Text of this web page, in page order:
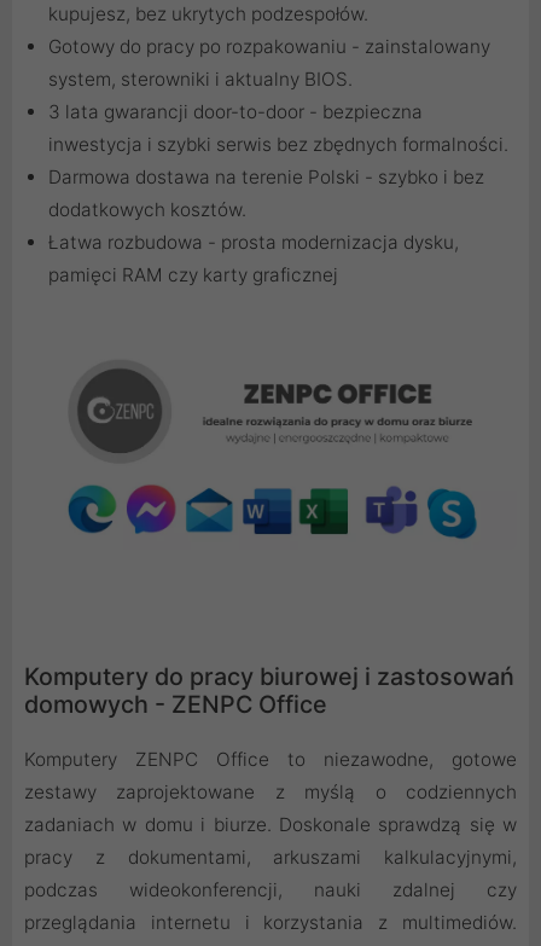
kupujesz, bez ukrytych podzespołów.
Gotowy do pracy po rozpakowaniu - zainstalowany
system, sterowniki i aktualny BIOS.
3 lata gwarancji door-to-door - bezpieczna
inwestycja i szybki serwis bez zbędnych formalności.
Darmowa dostawa na terenie Polski - szybko i bez
dodatkowych kosztów.
Łatwa rozbudowa - prosta modernizacja dysku,
pamięci RAM czy karty graficznej
Komputery do pracy biurowej i zastosowań
domowych - ZENPC Office
Komputery ZENPC Office to niezawodne, gotowe
zestawy zaprojektowane z myślą o codziennych
zadaniach w domu i biurze. Doskonale sprawdzą się w
pracy z dokumentami, arkuszami kalkulacyjnymi,
podczas wideokonferencji, nauki zdalnej czy
przeglądania internetu i korzystania z multimediów.